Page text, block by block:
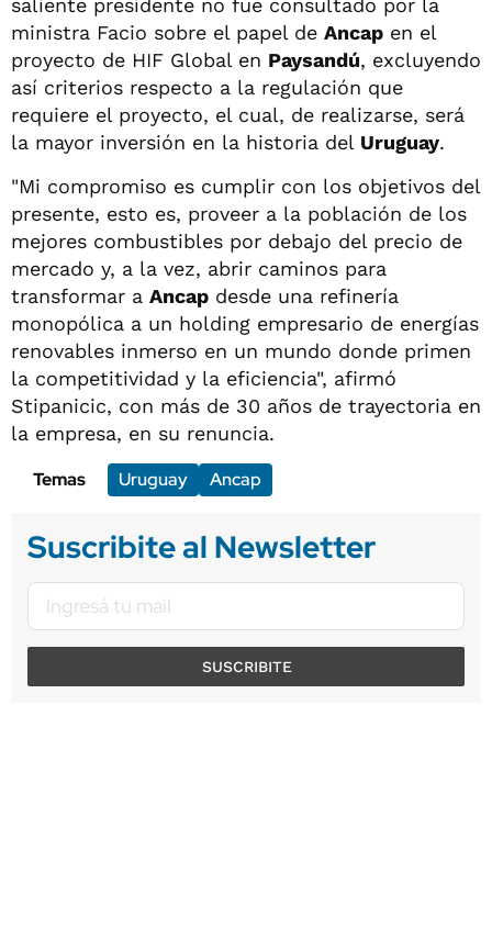
saliente presidente no fue consultado por la
ministra Facio sobre el papel de Ancap en el
proyecto de HIF Global en Paysandú, excluyendo
así criterios respecto a la regulación que
requiere el proyecto, el cual, de realizarse, será
la mayor inversión en la historia del Uruguay.
"Mi compromiso es cumplir con los objetivos del
presente, esto es, proveer a la población de los
mejores combustibles por debajo del precio de
mercado y, a la vez, abrir caminos para
transformar a Ancap desde una refinería
monopólica a un holding empresario de energías
renovables inmerso en un mundo donde primen
la competitividad y la eficiencia", afirmó
Stipanicic, con más de 30 años de trayectoria en
la empresa, en su renuncia.
Temas
Uruguay Ancap
Suscribite al Newsletter
SUSCRIBITE